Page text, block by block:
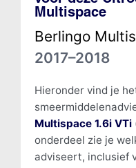
Multispace
Berlingo
2017–2018
Hieronder vind je
Multispace 1.6i VTi
onderdeel zie je
adviseert, inclusief